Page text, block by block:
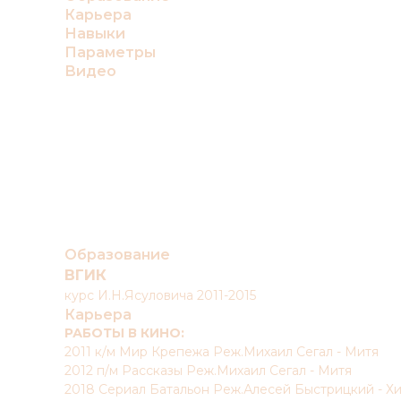
Карьера
Навыки
Параметры
Видео
Образование
ВГИК
курс И.Н.Ясуловича 2011-2015
Карьера
РАБОТЫ В КИНО:
2011 к/м Мир Крепежа Реж.Михаил Сегал - Митя
2012 п/м Рассказы Реж.Михаил Сегал - Митя
2018 Сериал Батальон Реж.Алесей Быстрицкий -